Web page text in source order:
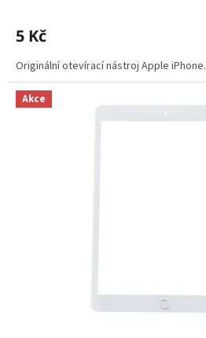
5 Kč
Originální otevírací nástroj Apple iPhone.
Akce